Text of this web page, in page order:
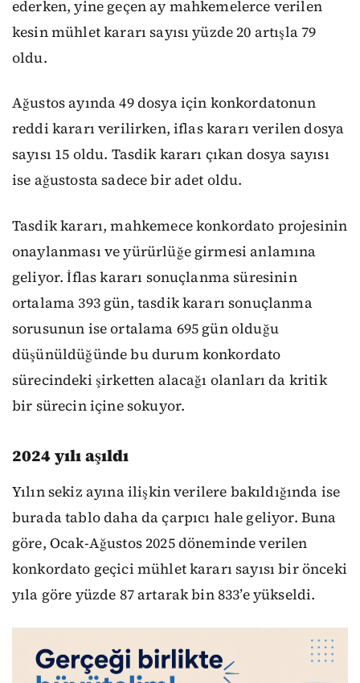
ederken, yine geçen ay mahkemelerce verilen
kesin mühlet kararı sayısı yüzde 20 artışla 79
oldu.
Ağustos ayında 49 dosya için konkordatonun
reddi kararı verilirken, iflas kararı verilen dosya
sayısı 15 oldu. Tasdik kararı çıkan dosya sayısı
ise ağustosta sadece bir adet oldu.
Tasdik kararı, mahkemece konkordato projesinin
onaylanması ve yürürlüğe girmesi anlamına
geliyor. İflas kararı sonuçlanma süresinin
ortalama 393 gün, tasdik kararı sonuçlanma
sorusunun ise ortalama 695 gün olduğu
düşünüldüğünde bu durum konkordato
sürecindeki şirketten alacağı olanları da kritik
bir sürecin içine sokuyor.
2024 yılı aşıldı
Yılın sekiz ayına ilişkin verilere bakıldığında ise
burada tablo daha da çarpıcı hale geliyor. Buna
göre, Ocak-Ağustos 2025 döneminde verilen
konkordato geçici mühlet kararı sayısı bir önceki
yıla göre yüzde 87 artarak bin 833’e yükseldi.